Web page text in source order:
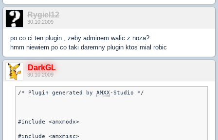
Rygiel12
30.10.2009
po co ci ten plugin , zeby adminem walic z noza?
hmm niewiem po co taki daremny plugin ktos mial robic
DarkGL
30.10.2009
/* Plugin generated by AMXX-Studio */
#include <amxmodx>
#include <amxmisc>